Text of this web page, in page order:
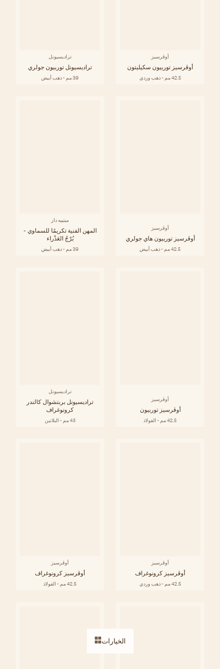
الخيارات
أوڤرسيز
أوڤرسيز توربيون سكيليتون
42.5 مم - ذهب وردي
تراديسيونل
تراديسيونل توربيون جولري
39 مم - ذهب أبيض
أوڤرسيز
أوڤرسيز توربيون هاي جولري
42.5 مم - ذهب أبيض
ميتييه دار
المهن الفنية تكريمًا للسماوي -
بُرْجُ العَذْراء
39 مم - ذهب أبيض
أوڤرسيز
أوڤرسيز توربيون
42.5 مم - الفولاذ
تراديسيونل
تراديسيونل بربتشوال كالندر
كرونوغراف
43 مم - البلاتين
أوڤرسيز
أوڤرسيز كرونوغراف
42.5 مم - ذهب وردي
أوڤرسيز
أوڤرسيز كرونوغراف
42.5 مم - الفولاذ